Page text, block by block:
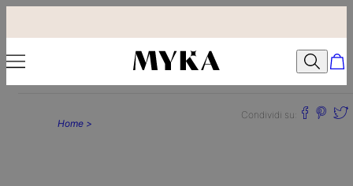
Home >
Condividi su: